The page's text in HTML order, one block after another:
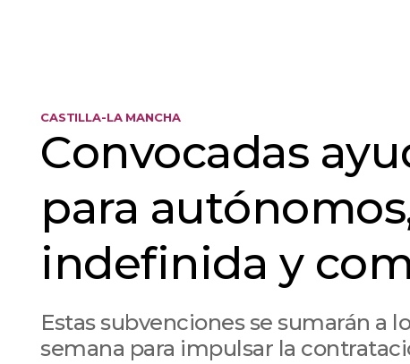
CASTILLA-LA MANCHA
Convocadas
para
indefinida y
Estas subvenciones se sumarán a
semana para impulsar la